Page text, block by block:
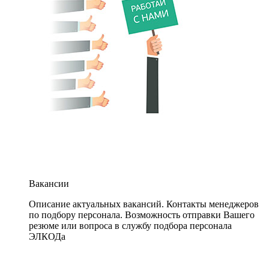
Вакансии
Описание актуальных вакансий. Контакты менеджеров
по подбору персонала. Возможность отправки Вашего
резюме или вопроса в службу подбора персонала
ЭЛКОДа